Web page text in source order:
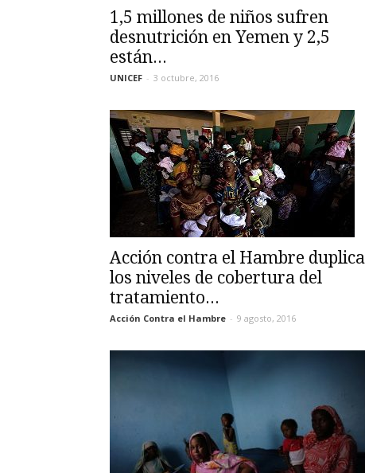
1,5 millones de niños sufren
desnutrición en Yemen y 2,5
están...
UNICEF - 3 octubre, 2016
Acción contra el Hambre duplica
los niveles de cobertura del
tratamiento...
Acción Contra el Hambre - 9 agosto, 2016